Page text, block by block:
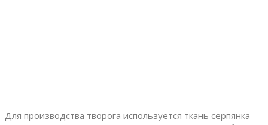
Для производства творога используется ткань серпянка